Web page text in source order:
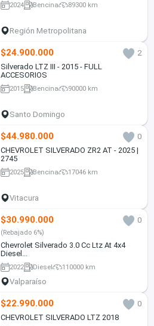
2024 Bencina 89300 km
Región Metropolitana
$24.900.000
2
Silverado LTZ III - 2015 - FULL
ACCESORIOS
2015 Bencina 90000 km
Santo Domingo
$44.980.000
0
CHEVROLET SILVERADO ZR2 AT - 2025 |
2745
2025 Bencina 17046 km
Vitacura
$30.990.000 0
(Rebajado 6%)
Chevrolet Silverado 3.0 Cc Ltz At 4x4
Diesel...
2022 Diesel 110000 km
Valparaíso
$22.990.000
0
CHEVROLET SILVERADO LTZ 2018